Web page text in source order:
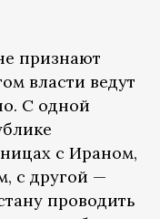
признают
власти ведут
С одной
с Ираном,
с другой —
проводить